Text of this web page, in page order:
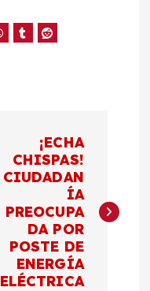
¡ECHA
CHISPAS!
CIUDADAN
ÍA
PREOCUPA
DA POR
POSTE DE
ENERGÍA
ELÉCTRICA